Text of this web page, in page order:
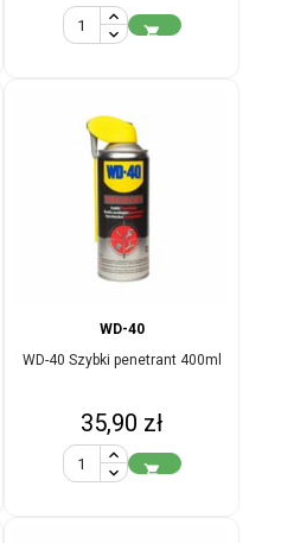

WD-40
WD-40 Szybki penetrant 400ml
Cena
35,90 zł
